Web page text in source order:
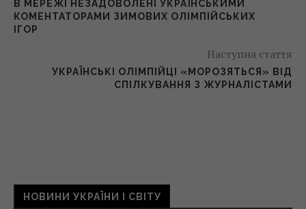
В МЕРЕЖІ НЕЗАДОВОЛЕНІ УКРАЇНСЬКИМИ
КОМЕНТАТОРАМИ ЗИМОВИХ ОЛІМПІЙСЬКИХ
ІГОР
Наступна стаття
УКРАЇНСЬКІ ОЛІМПІЙЦІ «МОРОЗЯТЬСЯ» ВІД
СПІЛКУВАННЯ З ЖУРНАЛІСТАМИ
НОВИНИ УКРАЇНИ І СВІТУ